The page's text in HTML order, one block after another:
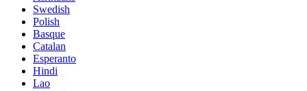
Swedish
Polish
Basque
Catalan
Esperanto
Hindi
Lao